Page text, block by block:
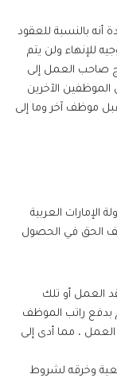
أنه بالنسبة للعقود
للإنهاء ولن يتم
صاحب العمل إلى
الموظفين الآخرين
موظف آخر وما إلى
الإمارات العربية
الحق في الحصول
العمل أو تلك
بدفع راتب الموظف
، مما أدى إلى
وخرقه لشروط